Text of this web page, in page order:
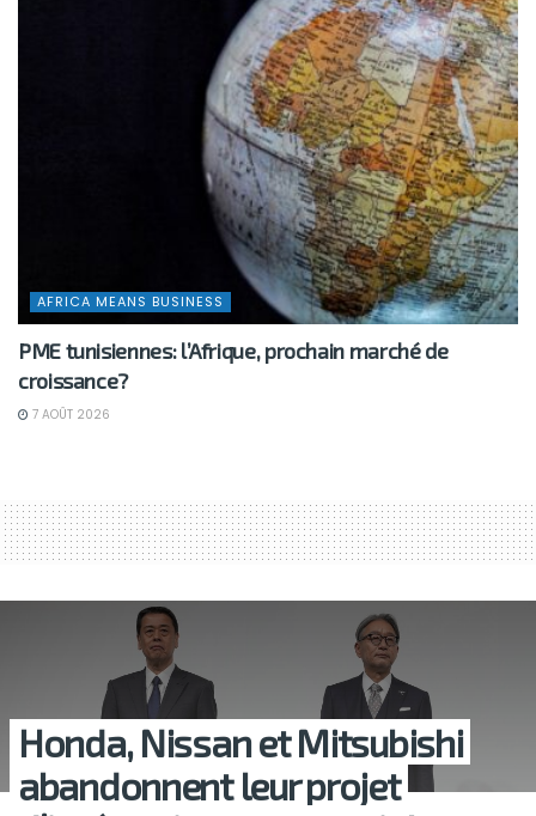
AFRICA MEANS BUSINESS
PME tunisiennes: l’Afrique, prochain marché de
croissance?
7 AOÛT 2026
Honda, Nissan et Mitsubishi
abandonnent leur projet